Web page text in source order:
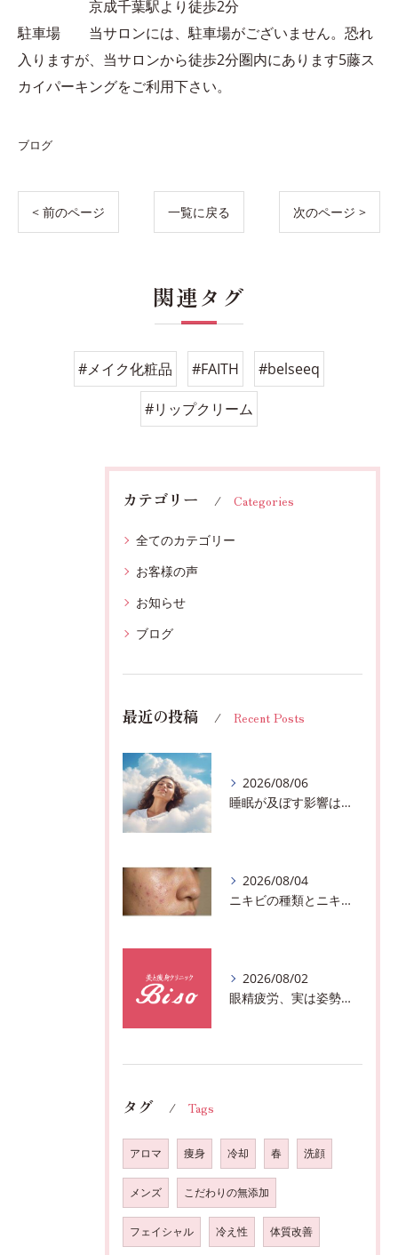
京成千葉駅より徒歩2分
駐車場 当サロンには、駐車場がございません。恐れ
入りますが、当サロンから徒歩2分圏内にあります5藤ス
カイパーキングをご利用下さい。
ブログ
< 前のページ 一覧に戻る 次のページ >
関連タグ
#メイク化粧品 #FAITH #belseeq
#リップクリーム
カテゴリー Categories
全てのカテゴリー
お客様の声
お知らせ
ブログ
最近の投稿 Recent Posts
2026/08/06
睡眠が及ぼす影響は？千葉市おすすめメニュー全身リンパマッサージで全身スッキリ♪
2026/08/04
ニキビの種類とニキビを作らないスキンケア方法♪千葉市中央区フェイシャルエステサロン
2026/08/02
眼精疲労、実は姿勢が原因かも?駅近おすすめメニュー全身リンパマッサージで全身スッキリ♪
タグ Tags
アロマ 痩身 冷却 春 洗顔
メンズ こだわりの無添加
フェイシャル 冷え性 体質改善